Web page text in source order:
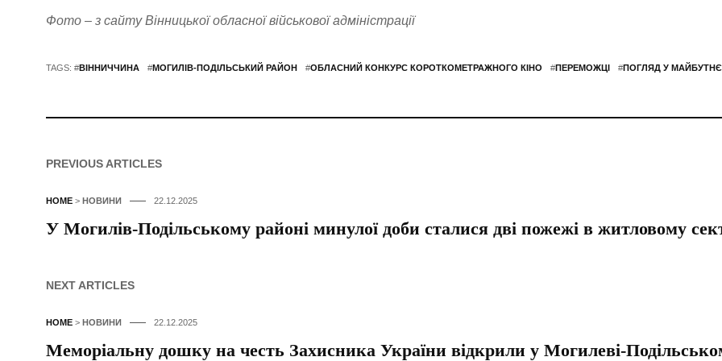
Фото – з сайту Вінницької обласної військової адміністрації
TAGS: #ВІННИЧЧИНА #МОГИЛІВ-ПОДІЛЬСЬКИЙ РАЙОН #ОБЛАСНИЙ КОНКУРС КОРОТКОМЕТРАЖНОГО КІНО #ПЕРЕМОЖЦІ #ПОГЛЯД У МАЙБУТНЄ
PREVIOUS ARTICLES
HOME > НОВИНИ 22.12.2025
У Могилів-Подільському районі минулої доби сталися дві пожежі в житловому
NEXT ARTICLES
HOME > НОВИНИ 22.12.2025
Меморіальну дошку на честь Захисника України відкрили у Могилеві-